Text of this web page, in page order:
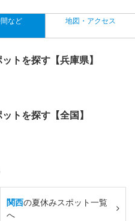
など 地図・アクセス
トを探す【兵庫県】
トを探す【全国】
関西の夏休みスポット一覧
へ